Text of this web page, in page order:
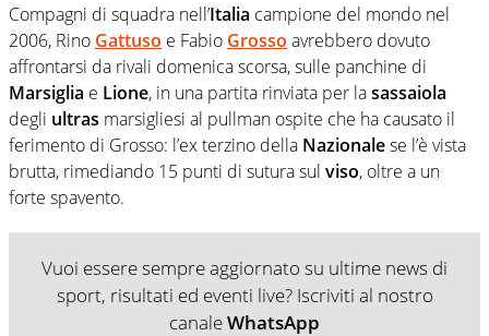
Compagni di squadra nell’Italia campione del mondo nel
2006, Rino Gattuso e Fabio Grosso avrebbero dovuto
affrontarsi da rivali domenica scorsa, sulle panchine di
Marsiglia e Lione, in una partita rinviata per lasassaiola
degli ultras marsigliesi al pullman ospite che ha causato il
ferimento di Grosso: l’ex terzino della Nazionalese l’è vista
brutta, rimediando 15 punti di sutura sul viso, oltre a un
forte spavento.
Vuoi essere sempre aggiornato su ultime news di
sport, risultati ed eventi live? Iscriviti al nostro
canaleWhatsApp